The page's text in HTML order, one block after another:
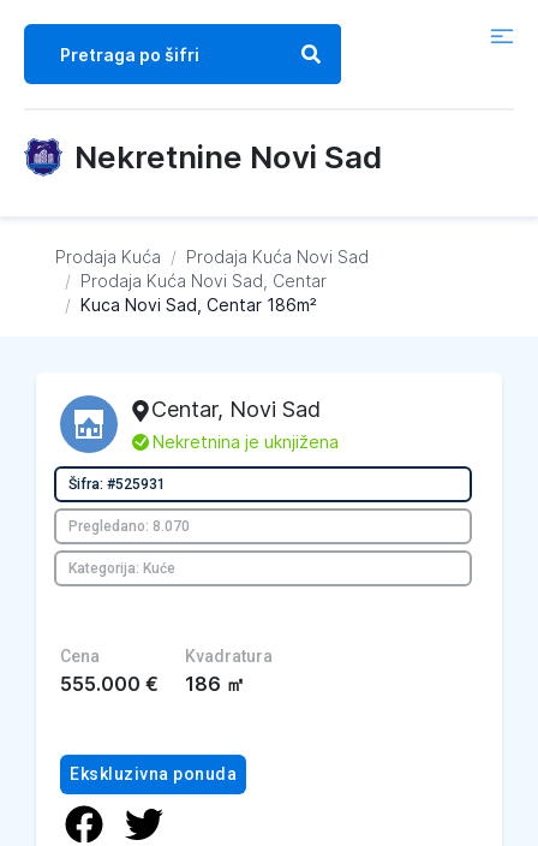
Nekretnine Novi Sad
Prodaja Kuća / Prodaja Kuća Novi Sad
/ Prodaja Kuća Novi Sad, Centar
/ Kuca Novi Sad, Centar 186m²
Centar, Novi Sad
L Nekretnina je uknjižena
Šifra: #525931
Pregledano: 8.070
Kategorija: Kuće
Cena
555.000 €
Kvadratura
186 ㎡
Ekskluzivna ponuda